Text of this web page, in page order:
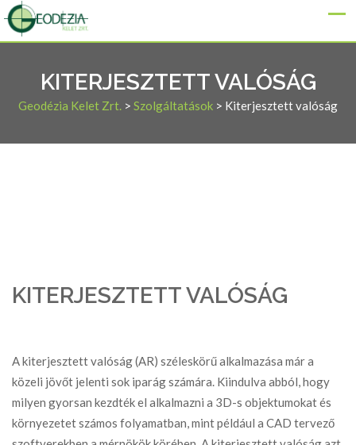
KITERJESZTETT VALÓSÁG
Geodézia Kelet Zrt. > Szolgáltatások > Kiterjesztett valóság
KITERJESZTETT VALÓSÁG
A kiterjesztett valóság (AR) széleskörű alkalmazása már a
közeli jövőt jelenti sok iparág számára. Kiindulva abból, hogy
milyen gyorsan kezdték el alkalmazni a 3D-s objektumokat és
környezetet számos folyamatban, mint például a CAD tervező